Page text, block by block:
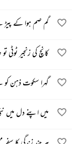
گم صم ہوا کے پیڑ
کانچ کی زنجیر ٹوٹی
گہرا سکوت ذہن کو
میں اپنے دل میں